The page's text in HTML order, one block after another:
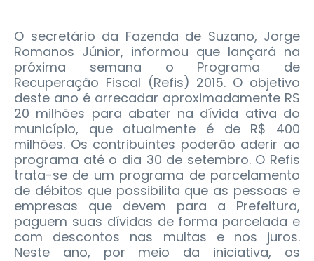
O secretário da Fazenda de Suzano, Jorge
Romanos Júnior, informou que lançará na
próxima semana o Programa de
Recuperação Fiscal (Refis) 2015. O objetivo
deste ano é arrecadar aproximadamente R$
20 milhões para abater na dívida ativa do
município, que atualmente é de R$ 400
milhões. Os contribuintes poderão aderir ao
programa até o dia 30 de setembro.O Refis
trata-se de um programa de parcelamento
de débitos que possibilita que as pessoas e
empresas que devem para a Prefeitura,
paguem suas dívidas de forma parcelada e
com descontos nas multas e nos juros.
Neste ano, por meio da iniciativa, os